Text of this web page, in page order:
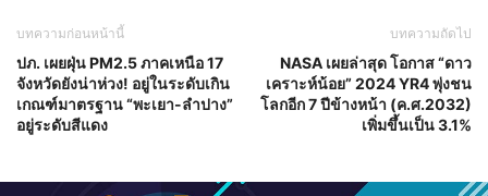
บทความก่อนหน้านี้
ปภ. เผยฝุ่น PM2.5 ภาคเหนือ 17
จังหวัดยังน่าห่วง! อยู่ในระดับเกิน
เกณฑ์มาตรฐาน “พะเยา-ลำปาง”
อยู่ระดับสีแดง
บทความถัดไป
NASA เผยล่าสุด โอกาส “ดาว
เคราะห์น้อย” 2024 YR4 พุ่งชน
โลกอีก 7 ปีข้างหน้า (ค.ศ.2032)
เพิ่มขึ้นเป็น 3.1%